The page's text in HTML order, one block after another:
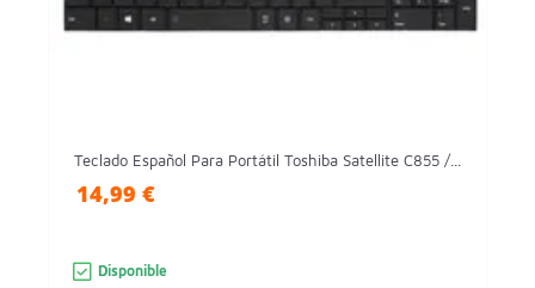
Teclado Español Para Portátil Toshiba Satellite C855 /...
14,99 €
Disponible